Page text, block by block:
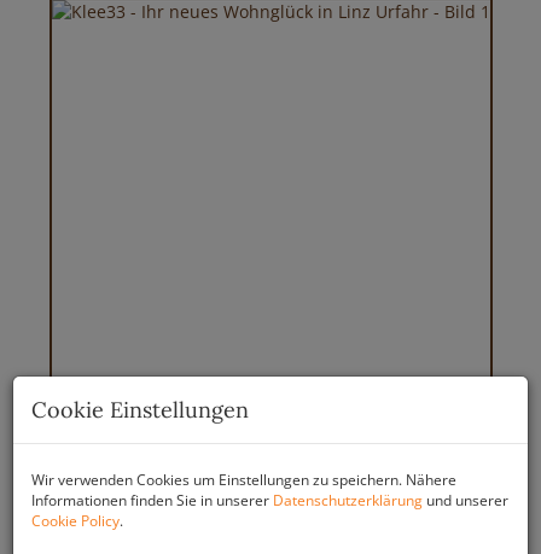
Cookie Einstellungen
Wir verwenden Cookies um Einstellungen zu speichern. Nähere
Informationen finden Sie in unserer Datenschutzerklärung und unserer
Cookie Policy.